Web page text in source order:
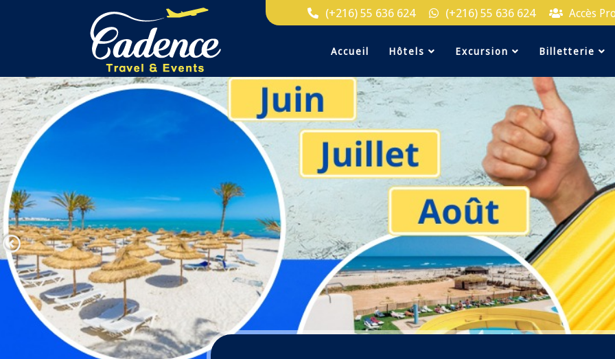
(+216) 55 636 624 (+216) 55 636 624 Accès
Accueil Hôtels Excursion Billetterie